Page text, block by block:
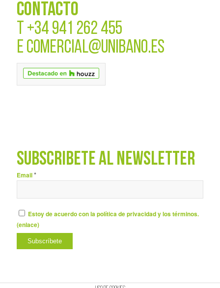
CONTACTO
T +34 941 262 455
E COMERCIAL@UNIBANO.ES
SUBSCRÍBETE AL NEWSLETTER
Email*
Estoy de acuerdo con la política de privacidad y los términos.
(enlace)